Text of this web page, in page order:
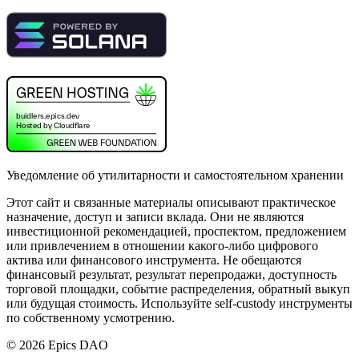
Уведомление об утилитарности и самостоятельном хранении
Этот сайт и связанные материалы описывают практическое
назначение, доступ и записи вклада. Они не являются
инвестиционной рекомендацией, проспектом, предложением
или привлечением в отношении какого-либо цифрового
актива или финансового инструмента. Не обещаются
финансовый результат, результат перепродажи, доступность
торговой площадки, событие распределения, обратный выкуп
или будущая стоимость. Используйте self-custody инструменты
по собственному усмотрению.
© 2026 Epics DAO